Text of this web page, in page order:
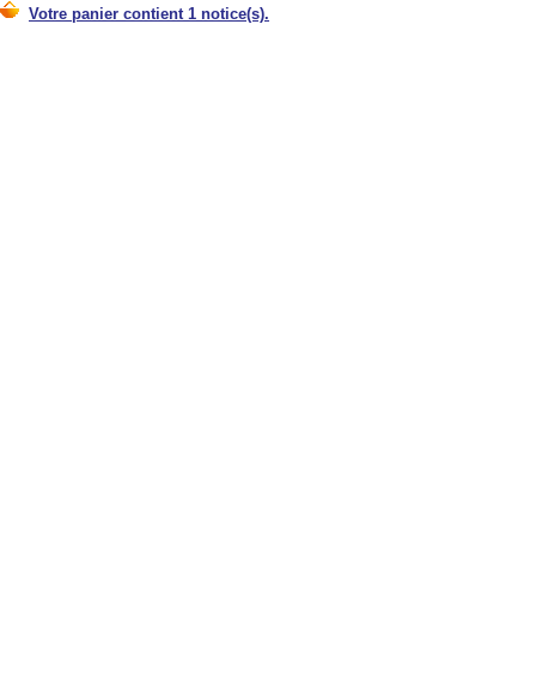
Votre panier contient 1 notice(s).